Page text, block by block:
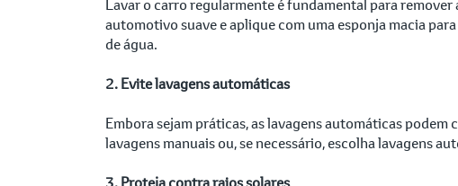
automotivo suave e aplique com uma esponja macia
de água.
2. Evite lavagens automáticas
Embora sejam práticas, as lavagens automáticas
lavagens manuais ou, se necessário, escolha lavagens
3. Proteja contra raios solares